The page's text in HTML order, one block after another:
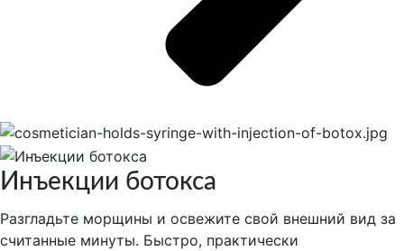
Инъекции ботокса
Разгладьте морщины и освежите свой внешний вид за
считанные минуты. Быстро, практически